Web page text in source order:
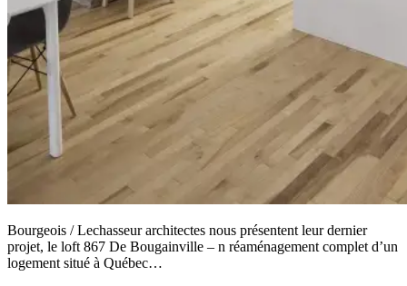
Bourgeois / Lechasseur architectes nous présentent leur dernier
projet, le loft 867 De Bougainville – n réaménagement complet d’un
logement situé à Québec…